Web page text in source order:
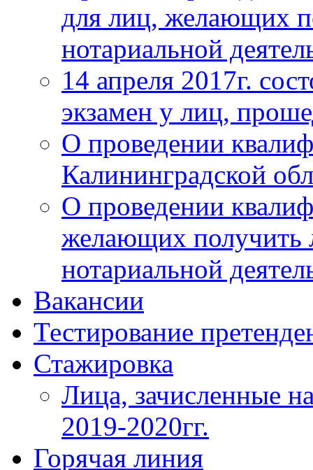
для лиц, желающих
нотариальной
14 апреля 2017г.
экзамен у лиц,
О проведении
Калининградской
О проведении
желающих получить
нотариальной
Вакансии
Тестирование
Стажировка
Лица, зачисленные
2019-2020гг.
Горячая линия